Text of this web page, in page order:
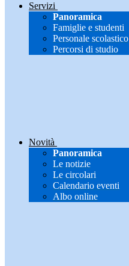
Servizi
Panoramica
Famiglie e studenti
Personale scolastico
Percorsi di studio
Novità
Panoramica
Le notizie
Le circolari
Calendario eventi
Albo online